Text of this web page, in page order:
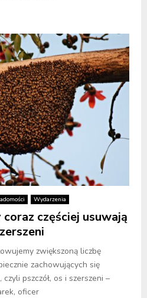
Wydarzenia
częściej usuwają
zwiększoną liczbę
zachowujących się
pszczół, os i szerszeni –
oficer